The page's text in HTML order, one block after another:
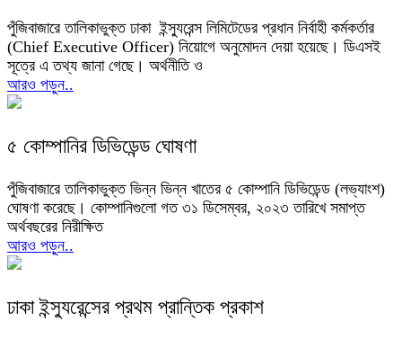
পুঁজিবাজারে তালিকাভুক্ত ঢাকা ইন্স্যুরেন্স লিমিটেডের প্রধান নির্বাহী কর্মকর্তার
(Chief Executive Officer) নিয়োগে অনুমোদন দেয়া হয়েছে। ডিএসই
সূত্রে এ তথ্য জানা গেছে। অর্থনীতি ও
আরও পড়ুন..
৫ কোম্পানির ডিভিডেন্ড ঘোষণা
পুঁজিবাজারে তালিকাভুক্ত ভিন্ন ভিন্ন খাতের ৫ কোম্পানি ডিভিডেন্ড (লভ্যাংশ)
ঘোষণা করেছে। কোম্পানিগুলো গত ৩১ ডিসেম্বর, ২০২৩ তারিখে সমাপ্ত
অর্থবছরের নিরীক্ষিত
আরও পড়ুন..
ঢাকা ইন্স্যুরেন্সের প্রথম প্রান্তিক প্রকাশ